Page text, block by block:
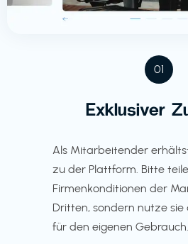
01
Exklusiver
Als Mitarbeitender
zu der Plattform. Bitte
Firmenkonditionen der
Dritten, sondern nutze sie
für den eigenen Gebrauch.